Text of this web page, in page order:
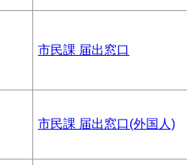
市民課 届出窓口
市民課 届出窓口(外国人)